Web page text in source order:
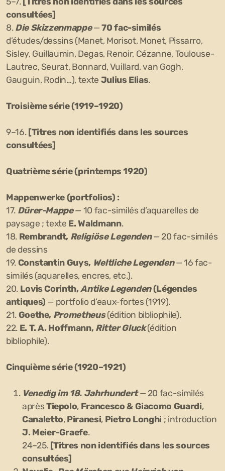
consultées]
8. Die Skizzenmappe—70 fac-similés
d’études/dessins (Manet, Morisot, Monet, Pissarro,
Sisley, Guillaumin, Degas, Renoir, Cézanne, Toulouse-
Lautrec, Seurat, Bonnard, Vuillard, van Gogh,
Gauguin, Rodin…), texte Julius Elias.
Troisième série (1919–1920)
9–16. [Titres non identifiés dans les sources
consultées]
Quatrième série (printemps 1920)
Mappenwerke (portfolios) :
17. Dürer-Mappe— 10 fac-similés d’aquarelles de
paysage ; texte E. Waldmann.
18. Rembrandt, Religiöse Legenden— 20 fac-similés
de dessins
19. Constantin Guys, Weltliche Legenden— 16 fac-
similés (aquarelles, encres, etc.).
20. Lovis Corinth,Antike Legenden(Légendes
antiques) — portfolio d’eaux-fortes (1919).
21. Goethe, Prometheus(édition bibliophile).
22. E. T. A. Hoffmann, Ritter Gluck(édition
bibliophile).
Cinquième série (1920–1921)
Venedig im 18. Jahrhundert— 20 fac-similés
aprèsTiepolo, Francesco & Giacomo Guardi,
Canaletto, Piranesi, Pietro Longhi ; introduction
J. Meier-Graefe.
24–25. [Titres non identifiés dans les sources
consultées]